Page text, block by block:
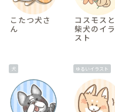
こたつ犬さ
ん
コスモスと
柴犬のイラ
スト
犬 ゆるいイラスト